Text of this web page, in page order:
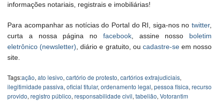
informações notariais, registrais e imobiliárias!
Para acompanhar as notícias do Portal do RI, siga-nos no twitter,
curta a nossa página no facebook, assine nosso boletim
eletrônico (newsletter) , diário e gratuito, ou cadastre-seem nosso
site.
Tags:ação, ato lesivo, cartório de protesto, cartórios extrajudiciais,
ilegitimidade passiva, oficial titular, ordenamento legal, pessoa física, recurso
provido, registro público, responsabilidade civil, tabelião, Votorantim